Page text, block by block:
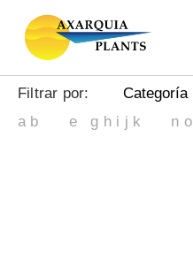
Filtrar por: Categoría
a b e g h i j k n o